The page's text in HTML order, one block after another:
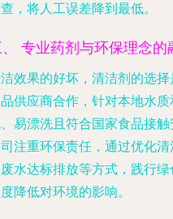
，将人工误差降到最低。
专业药剂与环保理念的
效果的好坏，清洁剂的选
供应商合作，针对本地水
易漂洗且符合国家食品接
注重环保责任，通过优化
水达标排放等方式，践行
降低对环境的影响。